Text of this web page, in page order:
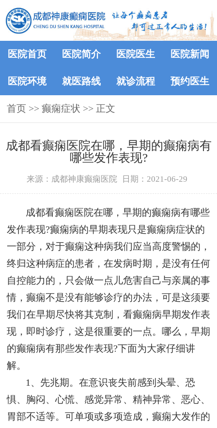
医院首页 医院简介 医院医生 医院新闻
医院环境 就医路线 就诊流程 预约医生
首页 >> 癫痫症状 >> 正文
成都看癫痫医院在哪，早期的癫痫病有
哪些发作表现?
来源：成都神康癫痫医院 日期：2021-06-29
成都看癫痫医院在哪，早期的癫痫病有哪些
发作表现?癫痫病的早期表现只是癫痫病症状的
一部分，对于癫痫这种病我们应当高度警惕的，
终归这种病症的患者，在发病时期，是没有任何
自控能力的，只会做一点儿危害自己与亲属的事
情，癫痫不是没有能够诊疗的办法，可是这须要
我们在早期尽快将其克制，看癫痫病早期发作表
现，即时诊疗，这是很重要的一点。哪么，早期
的癫痫病有那些发作表现?下面为大家仔细讲
解。
1、先兆期。在意识丧失前感到头晕、恐
惧、胸闷、心慌、感觉异常、精神异常、恶心、
胃部不适等。可单项或多项造成，癫痫大发作的